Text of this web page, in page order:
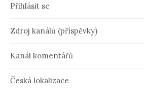
Přihlásit se
Zdroj kanálů (příspěvky)
Kanál komentářů
Česká lokalizace